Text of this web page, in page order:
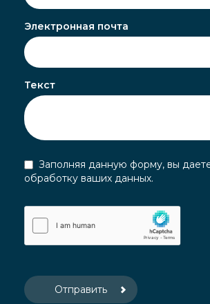
Электронная почта
Текст
Заполняя данную форму, вы
обработку ваших данных.